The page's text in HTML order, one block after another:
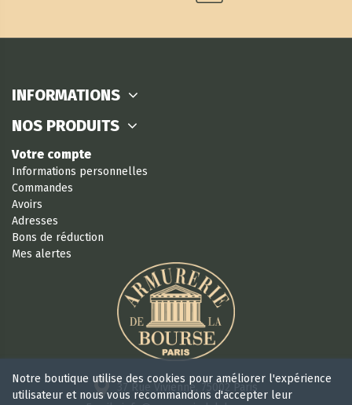
INFORMATIONS
NOS PRODUITS
Votre compte
Informations personnelles
Commandes
Avoirs
Adresses
Bons de réduction
Mes alertes
37 Rue Vivienne, 75002 Paris
Notre boutique utilise des cookies pour améliorer l'expérience
utilisateur et nous vous recommandons d'accepter leur